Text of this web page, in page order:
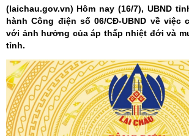
(laichau.gov.vn) Hôm nay (16/7), UBND
hành Công điện số 06/CĐ-UBND về việc
với ảnh hưởng của áp thấp nhiệt đới và
tỉnh.